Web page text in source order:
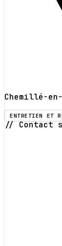
Chemillé-
ENTRETIEN ET
// Contact